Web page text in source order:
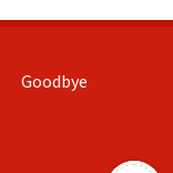
Goodbye